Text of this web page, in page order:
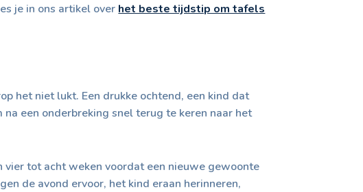
je in ons artikel over het beste tijdstip om tafels
het niet lukt. Een drukke ochtend, een kind dat
een onderbreking snel terug te keren naar het
tot acht weken voordat een nieuwe gewoonte
de avond ervoor, het kind eraan herinneren,